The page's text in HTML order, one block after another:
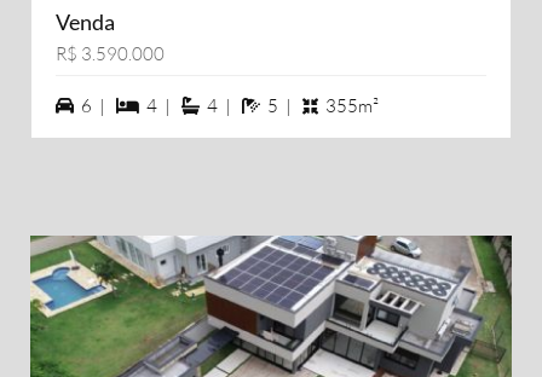
Venda
R$ 3.590.000
6 vagas na garagem
6 | 4 dormiórios
4 | 4 suítes
4 | 5 banheiros
5 | 355m²